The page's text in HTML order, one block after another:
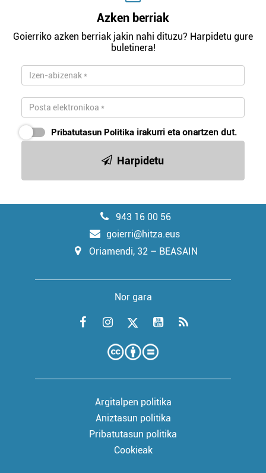
Azken berriak
Goierriko azken berriak jakin nahi dituzu? Harpidetu gure
buletinera!
Pribatutasun Politika irakurri eta onartzen dut.
Harpidetu
943 16 00 56
goierri@hitza.eus
Oriamendi, 32 – BEASAIN
Nor gara
Argitalpen politika
Aniztasun politika
Pribatutasun politika
Cookieak